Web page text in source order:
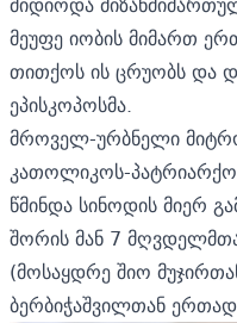
მეუფე იობის მიმართ
თითქოს ის ცრუობს და
ეპისკოპოსმა.
მროველ-ურბნელი
კათოლიკოს-
წმინდა სინოდის მიერ
შორის მან 7
(მოსაყდრე შიო
ბერბიჭაშვილთან